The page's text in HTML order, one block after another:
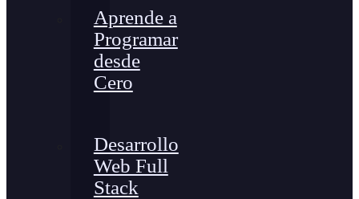
Aprende a
Programar
desde
Cero
Desarrollo
Web Full
Stack